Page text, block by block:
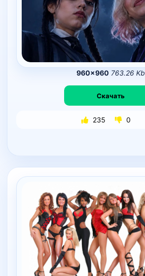
960×960 763.26 Kb
Скачать
235 0